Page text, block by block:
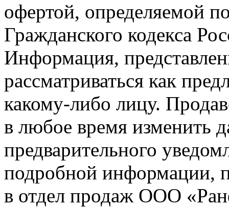
офертой, определяемой
Гражданского кодекса
Информация,
рассматриваться как
какому-либо лицу.
в любое время изменить
предварительного
подробной информации,
в отдел продаж ООО